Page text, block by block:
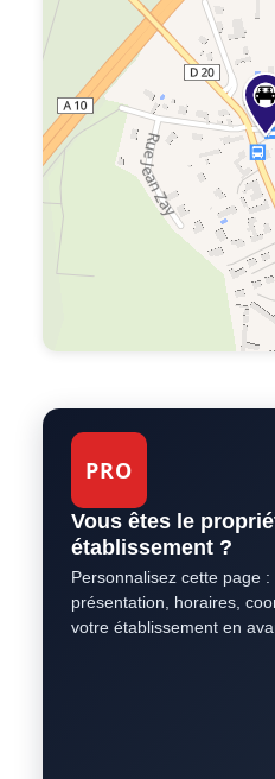
PRO
Vous êtes le
établissement ?
Personnalisez cette page
présentation, horaires,
votre établissement en